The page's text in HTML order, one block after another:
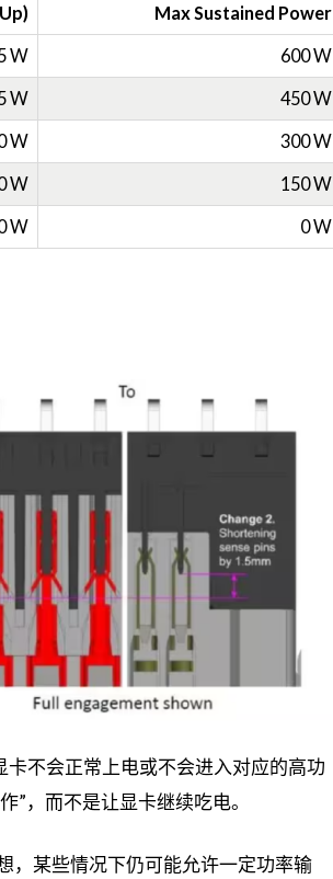
Max Sustained Power
W 600 W
W 450 W
W 300 W
W 150 W
W 0 W
卡不会正常上电或不会进入对应的高功
”，而不是让显卡继续吃电。
，某些情况下仍可能允许一定功率输